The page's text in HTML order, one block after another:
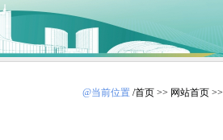
@当前位置 /首页 >> 网站首页 >>